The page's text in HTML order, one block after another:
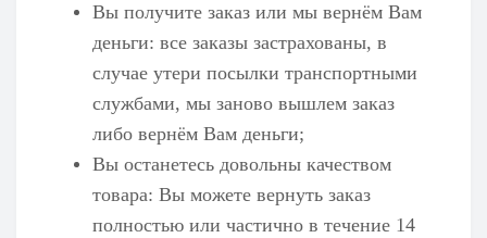
Вы получите заказ или мы вернём Вам
деньги: все заказы застрахованы, в
случае утери посылки транспортными
службами, мы заново вышлем заказ
либо вернём Вам деньги;
Вы останетесь довольны качеством
товара: Вы можете вернуть заказ
полностью или частично в течение 14